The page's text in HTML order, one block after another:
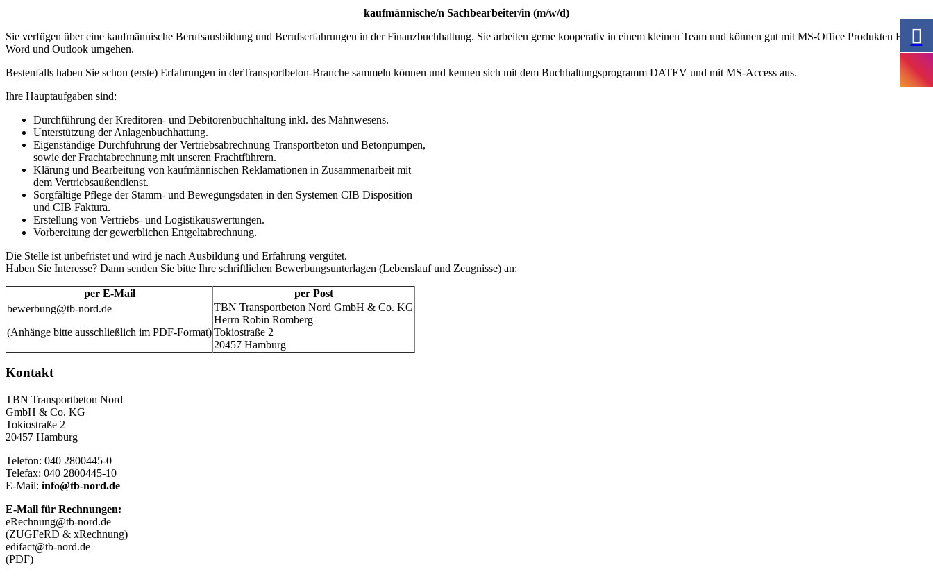
kaufmännische/n Sachbearbeiter/in (m/w/d)
Sie verfügen über eine kaufmännische Berufsausbildung und Berufserfahrungen in der Finanzbuchhaltung. Sie arbeiten gerne kooperativ in einem kleinen Team und können gut mit MS-Office Produkten Excel,
Word und Outlook umgehen.
Bestenfalls haben Sie schon (erste) Erfahrungen in derTransportbeton-Branche sammeln können und kennen sich mit dem Buchhaltungsprogramm DATEV und mit MS-Access aus.
Ihre Hauptaufgaben sind:
Durchführung der Kreditoren- und Debitorenbuchhaltung inkl. des Mahnwesens.
Unterstützung der Anlagenbuchhattung.
Eigenständige Durchführung der Vertriebsabrechnung Transportbeton und Betonpumpen,
sowie der Frachtabrechnung mit unseren Frachtführern.
Klärung und Bearbeitung von kaufmännischen Reklamationen in Zusammenarbeit mit
dem Vertriebsaußendienst.
Sorgfältige Pflege der Stamm- und Bewegungsdaten in den Systemen CIB Disposition
und CIB Faktura.
Erstellung von Vertriebs- und Logistikauswertungen.
Vorbereitung der gewerblichen Entgeltabrechnung.
Die Stelle ist unbefristet und wird je nach Ausbildung und Erfahrung vergütet.
Haben Sie Interesse? Dann senden Sie bitte Ihre schriftlichen Bewerbungsunterlagen (Lebenslauf und Zeugnisse) an:
per E-Mail
per Post
bewerbung@tb-nord.de
(Anhänge bitte ausschließlich im PDF-Format)
TBN Transportbeton Nord GmbH & Co. KG
Herrn Robin Romberg
Tokiostraße 2
20457 Hamburg
Kontakt
TBN Transportbeton Nord
GmbH & Co. KG
Tokiostraße 2
20457 Hamburg
Telefon: 040 2800445-0
Telefax: 040 2800445-10
E-Mail: info@tb-nord.de
E-Mail für Rechnungen:
eRechnung@tb-nord.de
(ZUGFeRD & xRechnung)
edifact@tb-nord.de
(PDF)